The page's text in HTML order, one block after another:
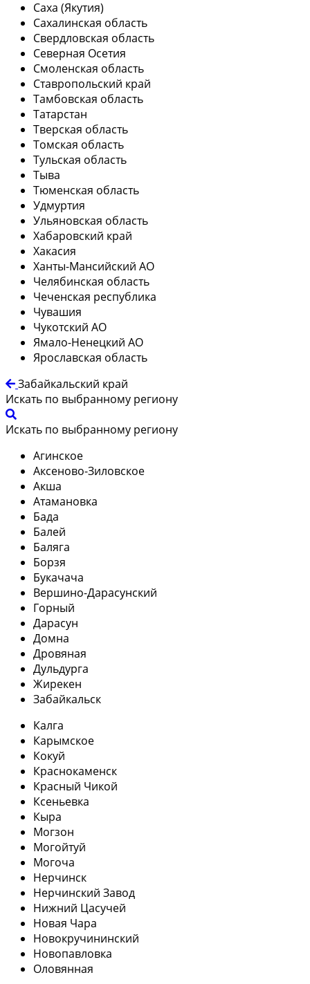
Саха (Якутия)
Сахалинская область
Свердловская область
Северная Осетия
Смоленская область
Ставропольский край
Тамбовская область
Татарстан
Тверская область
Томская область
Тульская область
Тыва
Тюменская область
Удмуртия
Ульяновская область
Хабаровский край
Хакасия
Ханты-Мансийский АО
Челябинская область
Чеченская республика
Чувашия
Чукотский АО
Ямало-Ненецкий АО
Ярославская область
Забайкальский край
Искать по выбранному региону
Искать по выбранному региону
Агинское
Аксеново-Зиловское
Акша
Атамановка
Бада
Балей
Баляга
Борзя
Букачача
Вершино-Дарасунский
Горный
Дарасун
Домна
Дровяная
Дульдурга
Жирекен
Забайкальск
Калга
Карымское
Кокуй
Краснокаменск
Красный Чикой
Ксеньевка
Кыра
Могзон
Могойтуй
Могоча
Нерчинск
Нерчинский Завод
Нижний Цасучей
Новая Чара
Новокручининский
Новопавловка
Оловянная